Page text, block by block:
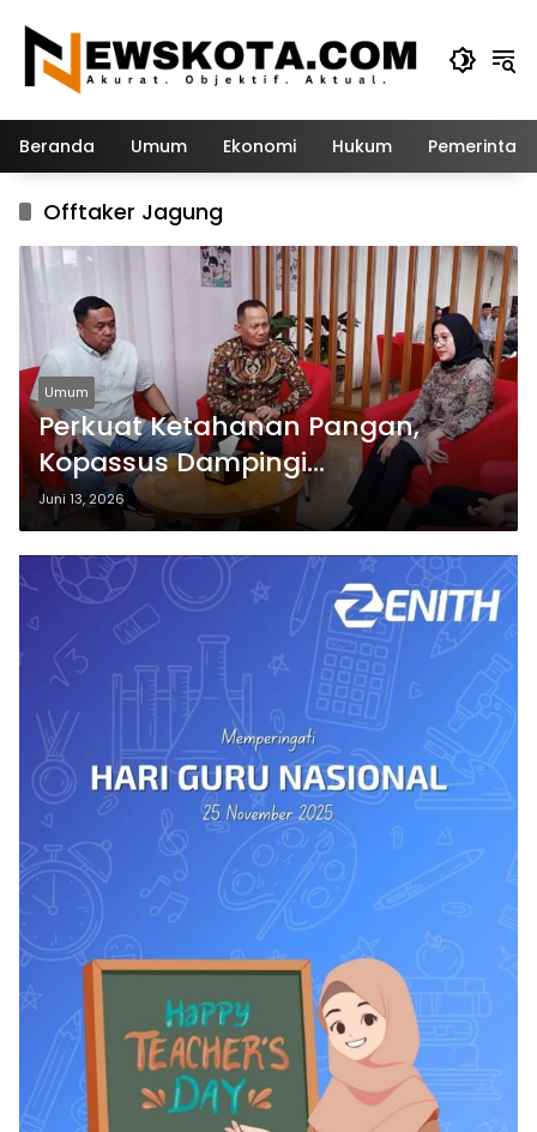
konten
Beranda Umum Ekonomi Hukum
Offtaker Jagung
Umum
Perkuat Ketahanan Pangan,
Kopassus Dampingi
Pengembangan Jagung di
Banyuwangi
Juni 13, 2026